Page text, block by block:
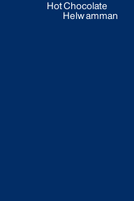
Hot Chocolate
Helw amman